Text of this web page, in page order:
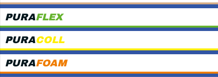
PURAFLEX
PURACOLL
PURAFOAM